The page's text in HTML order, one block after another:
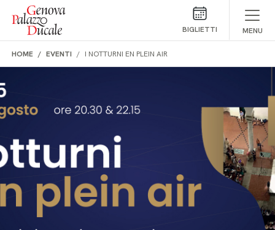
Salta al contenuto
BIGLIETTI MENU
HOME EVENTI I NOTTURNI EN PLEIN AIR